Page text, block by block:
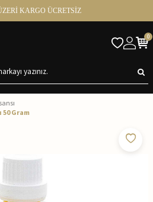
KARGO ÜCRETSİZ
0
50 Gram